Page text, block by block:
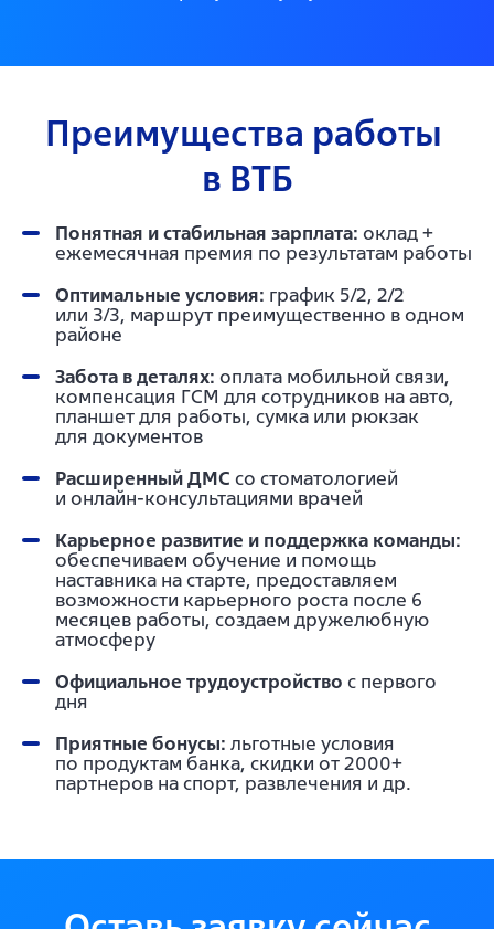
Преимущества работы
в ВТБ
Понятная и стабильная зарплата: оклад +
ежемесячная премия по результатам работы
Оптимальные условия: график 5/2, 2/2
или 3/3, маршрут преимущественно в одном
районе
Забота в деталях: оплата мобильной связи,
компенсация ГСМ для сотрудников на авто,
планшет для работы, сумка или рюкзак
для документов
Расширенный ДМС со стоматологией
и онлайн-консультациями врачей
Карьерное развитие и поддержка команды:
обеспечиваем обучение и помощь
наставника на старте, предоставляем
возможности карьерного роста после 6
месяцев работы, создаем дружелюбную
атмосферу
Официальное трудоустройство с первого
дня
Приятные бонусы: льготные условия
по продуктам банка, скидки от 2000+
партнеров на спорт, развлечения и др.